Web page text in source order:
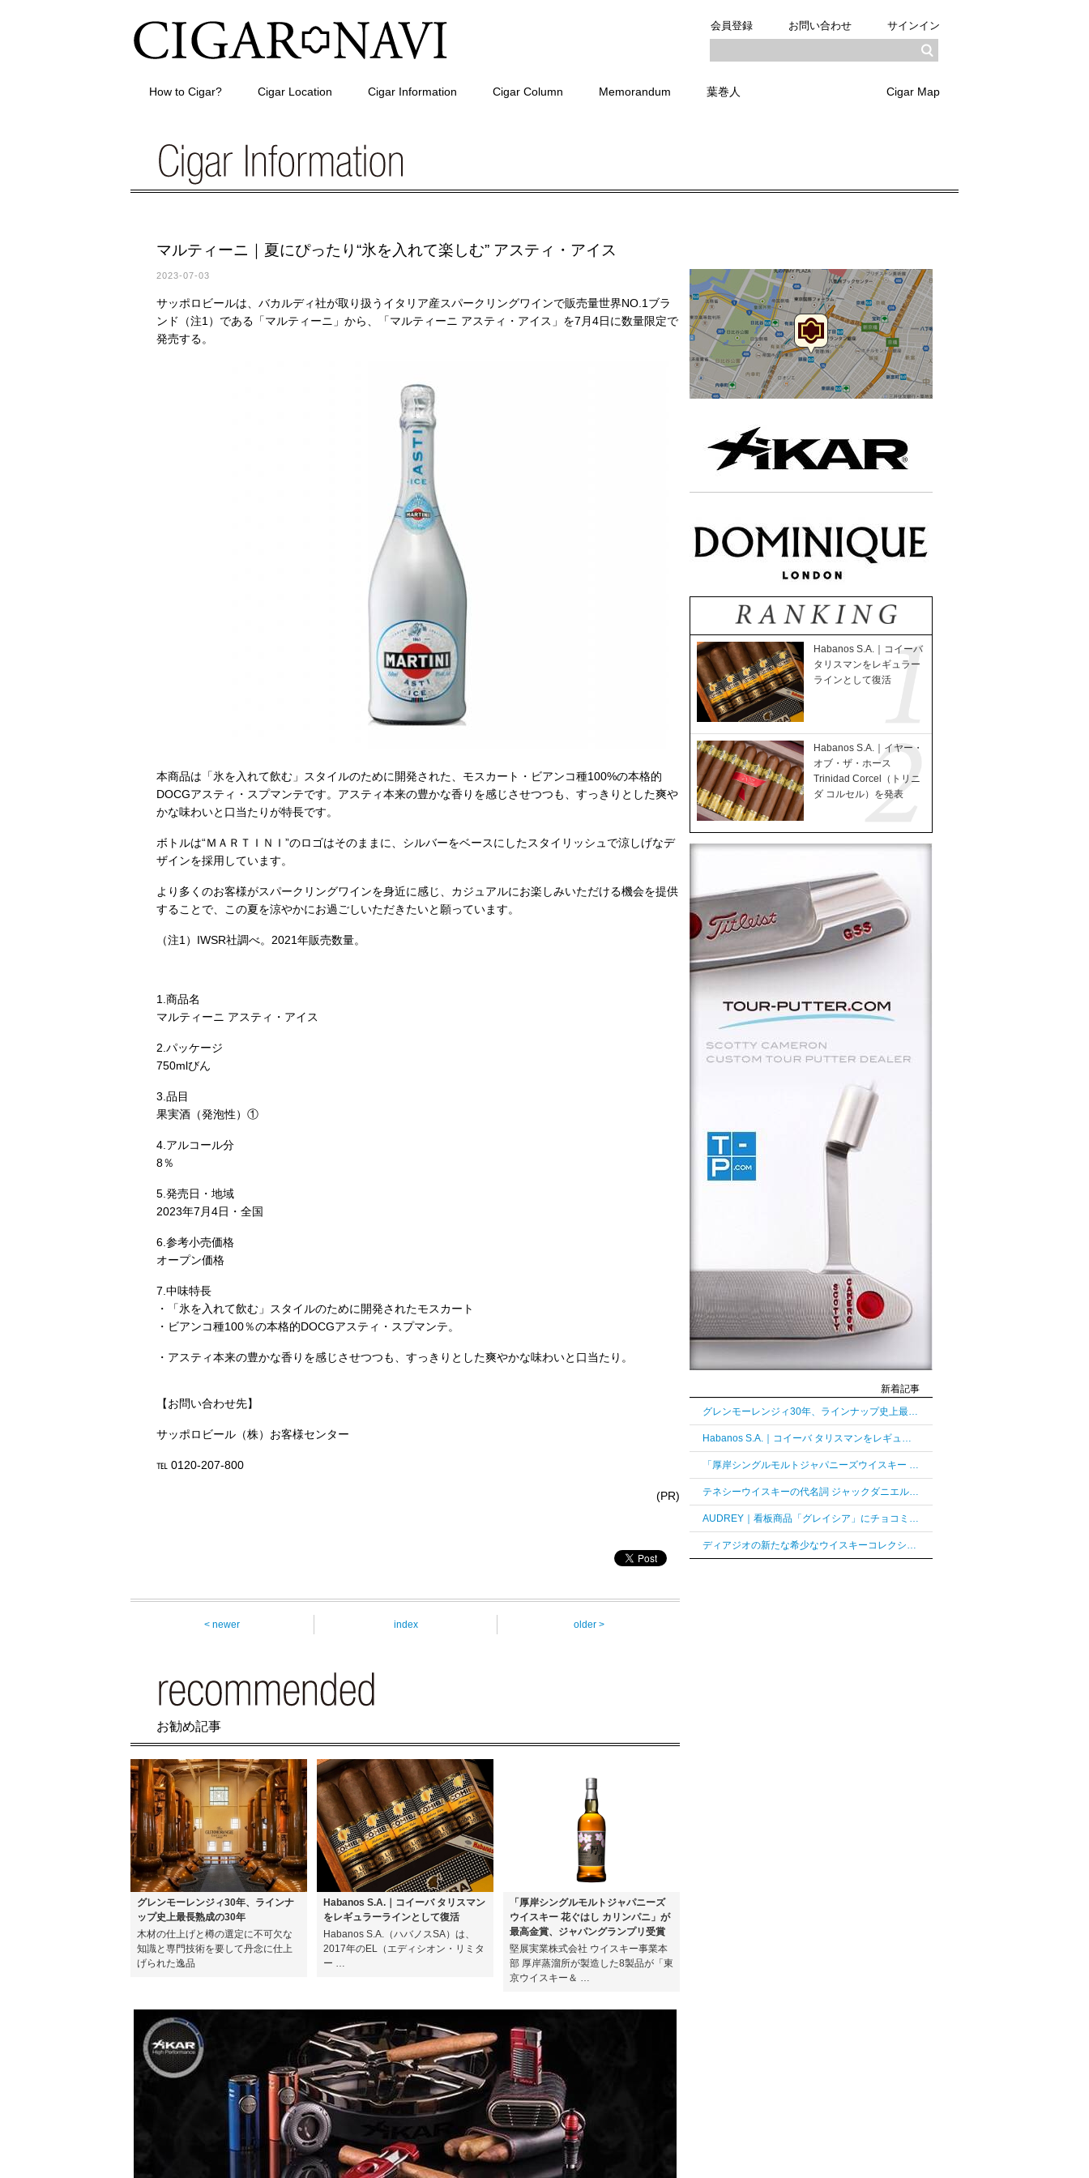
会員登録 お問い合わせ サインイン
How to Cigar? Cigar Location Cigar Information Cigar Column Memorandum 葉巻人 Cigar Map
マルティーニ｜夏にぴったり“氷を入れて楽しむ” アスティ・アイス
2023-07-03
サッポロビールは、バカルディ社が取り扱うイタリア産スパークリングワインで販売量世界NO.1ブラ
ンド（注1）である「マルティーニ」から、「マルティーニ アスティ・アイス」を7月4日に数量限定で
発売する。
本商品は「氷を入れて飲む」スタイルのために開発された、モスカート・ビアンコ種100%の本格的
DOCGアスティ・スプマンテです。アスティ本来の豊かな香りを感じさせつつも、すっきりとした爽や
かな味わいと口当たりが特長です。
ボトルは“ＭＡＲＴＩＮＩ”のロゴはそのままに、シルバーをベースにしたスタイリッシュで涼しげなデ
ザインを採用しています。
より多くのお客様がスパークリングワインを身近に感じ、カジュアルにお楽しみいただける機会を提供
することで、この夏を涼やかにお過ごしいただきたいと願っています。
（注1）IWSR社調べ。2021年販売数量。
1.商品名
マルティーニ アスティ・アイス
2.パッケージ
750mlびん
3.品目
果実酒（発泡性）①
4.アルコール分
8％
5.発売日・地域
2023年7月4日・全国
6.参考小売価格
オープン価格
7.中味特長
・「氷を入れて飲む」スタイルのために開発されたモスカート
・ビアンコ種100％の本格的DOCGアスティ・スプマンテ。
・アスティ本来の豊かな香りを感じさせつつも、すっきりとした爽やかな味わいと口当たり。
【お問い合わせ先】
サッポロビール（株）お客様センター
℡ 0120-207-800
(PR)
< newer index older >
お勧め記事
グレンモーレンジィ30年、ラインナ
ップ史上最長熟成の30年
木材の仕上げと樽の選定に不可欠な
知識と専門技術を要して丹念に仕上
げられた逸品
Habanos S.A.｜コイーバ タリスマン
をレギュラーラインとして復活
Habanos S.A.（ハバノスSA）は、
2017年のEL（エディシオン・リミタ
ー …
「厚岸シングルモルトジャパニーズ
ウイスキー 花ぐはし カリンパニ」が
最高金賞、ジャパングランプリ受賞
堅展実業株式会社 ウイスキー事業本
部 厚岸蒸溜所が製造した8製品が「東
京ウイスキー＆ …
Habanos S.A.｜コイーバ
タリスマンをレギュラー
ラインとして復活
Habanos S.A.｜イヤー・
オブ・ザ・ホース
Trinidad Corcel（トリニ
ダ コルセル）を発表
新着記事
グレンモーレンジィ30年、ラインナップ史上最長熟成の30年
Habanos S.A.｜コイーバ タリスマンをレギュラーラインとして復活
「厚岸シングルモルトジャパニーズウイスキー 花ぐはし カリンパニ」が最高金賞、ジャパングランプリ受賞
テネシーウイスキーの代名詞 ジャックダニエル「ジャックダニエル マクラーレン2026ラベル」を数量限定発売
AUDREY｜看板商品「グレイシア」にチョコミントフレーバー「グレイシア チョコミンティ」が新登場
ディアジオの新たな希少なウイスキーコレクション「レア シリーズ」が2026年7月7日（火）より日本発売